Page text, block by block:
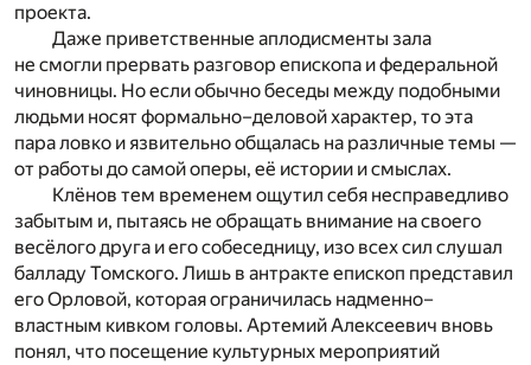
проекта.
Даже приветственные аплодисменты зала
не смогли прервать разговор епископа и федеральной
чиновницы. Но если обычно беседы между подобными
людьми носят формально–деловой характер, то эта
пара ловко и язвительно общалась на различные темы —
от работы до самой оперы, её истории и смыслах.
Клёнов тем временем ощутил себя несправедливо
забытым и, пытаясь не обращать внимание на своего
весёлого друга и его собеседницу, изо всех сил слушал
балладу Томского. Лишь в антракте епископ представил
его Орловой, которая ограничилась надменно–
властным кивком головы. Артемий Алексеевич вновь
понял, что посещение культурных мероприятий